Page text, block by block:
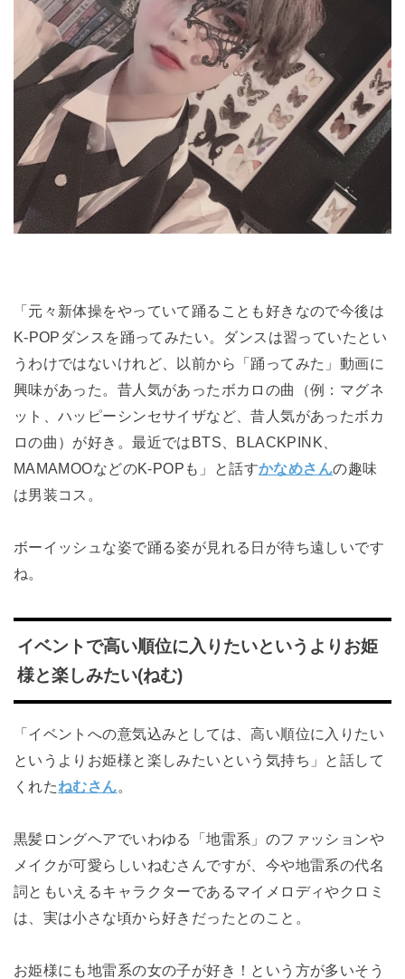
「元々新体操をやっていて踊ることも好きなので今後は
K-POPダンスを踊ってみたい。 ダンスは習っていたとい
うわけではないけれど、以前から「踊ってみた」動画に
興味があった。昔人気があったボカロの曲（例：マグネ
ット、ハッピーシンセサイザなど 、昔人気があったボカ
ロの曲 ）が好き。最近ではBTS、BLACKPINK、
MAMAMOOなどのK-POPも」と話すかなめさんの趣味
は男装コス。
ボーイッシュな姿で踊る姿が見れる日が待ち遠しいです
ね。
イベントで高い順位に入りたいというよりお姫
様と楽しみたい(ねむ)
「イベントへの意気込みとしては、高い順位に入りたい
というよりお姫様と楽しみたいという気持ち」と話して
くれたねむさん。
黒髪ロングヘアでいわゆる「地雷系」のファッションや
メイクが可愛らしいねむさんですが、今や地雷系の代名
詞ともいえるキャラクターであるマイメロディやクロミ
は、実は小さな頃から好きだったとのこと。
お姫様にも地雷系の女の子が好き！という方が多いそう